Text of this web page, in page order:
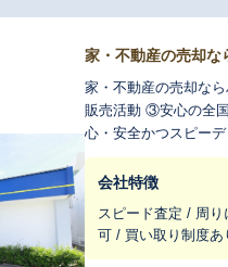
家・不動産の売却な
家・不動産の売却な
販売活動 ③安心の全
心・安全かつスピー
動産売却をお考えの
会社特徴
スピード査定 / 周
可 / 買い取り制度